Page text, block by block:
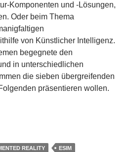
Komponenten und -Lösungen,
Oder beim Thema
von Künstlicher Intelligenz.
begegnete den
in unterschiedlichen
die sieben übergreifenden
präsentieren wollen.
Die wichtigsten Trends im
REALITY
ESIM